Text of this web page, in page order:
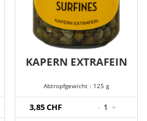
KAPERN EXTRAFEIN
Abtropfgewicht : 125 g
3,85 CHF - 1 +